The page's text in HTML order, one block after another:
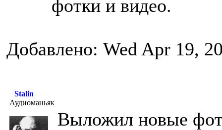
фотки и видео.
Добавлено: Wed Apr 19,
Stalin
Аудиоманьяк
Выложил новые